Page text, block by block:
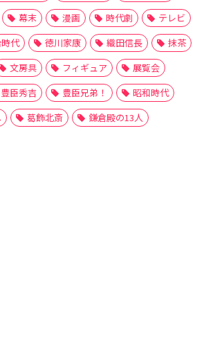
幕末 漫画 時代劇
テレビ
代 徳川家康 織田信長
抹茶
文房具 フィギュア
展覧会
豊臣秀吉 豊臣兄弟！
昭和時代
葛飾北斎 鎌倉殿の13人